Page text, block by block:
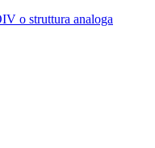
o struttura analoga